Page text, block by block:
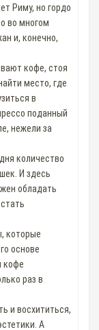
Риму, но гордо
во многом
и, конечно,
кофе, стоя
место, где
в
поданный
нежели за
количество
И здесь
обладать
которые
основе
кофе
раз в
и восхититься,
А